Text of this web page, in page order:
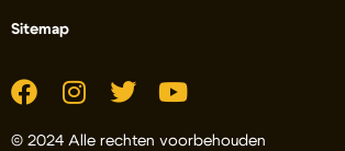
Sitemap
© 2024 Alle rechten voorbehouden